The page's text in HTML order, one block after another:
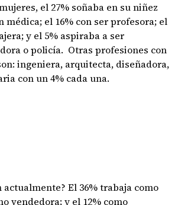
el 27% soñaba en su niñez
médica; el 16% con ser profesora; el
y el 5% aspiraba a ser
o policía. Otras profesiones con
ingeniera, arquitecta, diseñadora,
con un 4% cada una.
actualmente? El 36% trabaja como
vendedora; y el 12% como